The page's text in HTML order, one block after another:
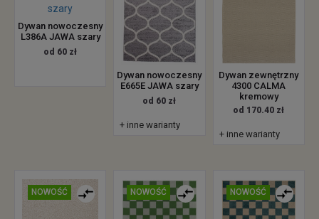
Dywan nowoczesny
L386A JAWA szary
od 60 zł
Dywan nowoczesny
E665E JAWA szary
od 60 zł
+ inne warianty
Dywan zewnętrzny
4300 CALMA
kremowy
od 170.40 zł
+ inne warianty
NOWOŚĆ NOWOŚĆ NOWOŚĆ